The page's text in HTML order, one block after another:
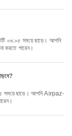
করতে পারেন।